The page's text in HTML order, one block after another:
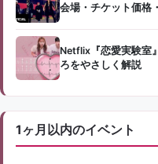
会場・チケット価格
Netflix『恋愛実験室
ろをやさしく解説
1ヶ月以内のイベント